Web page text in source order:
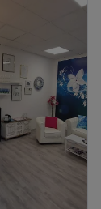
– 20:00
–20:00
der